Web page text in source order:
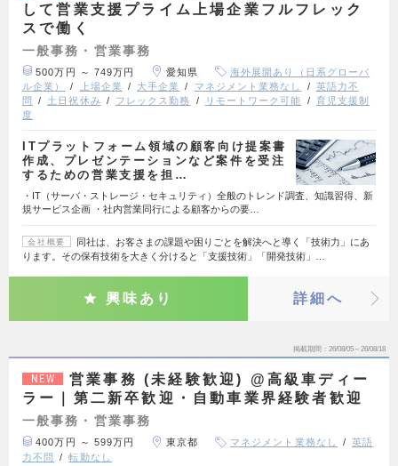
して営業支援プライム上場企業フルフレック
スで働く
一般事務・営業事務
500万円 ～ 749万円 愛知県
海外展開あり（日系グローバ
ル企業）
上場企業 大手企業 マネジメント業務なし
英語力不
問
土日祝休み フレックス勤務 リモートワーク可能
育児支援制
度
ITプラットフォーム領域の顧客向け提案書
作成、プレゼンテーションなど案件を受注
するための営業支援を担…
・IT（サーバ・ストレージ・セキュリティ）全般のトレンド調査、知識習得、新
規サービス企画 ・社内営業同行による顧客からの要…
会社概要
同社は、お客さまの課題や困りごとを解決へと導く「技術力」にあ
ります。その保有技術を大きく分けると「支援技術」「開発技術」…
興味あり 詳細へ
掲載期間 26/08/05～26/08/18
NEW
営業事務 (未経験歓迎) @高級車ディー
ラー｜第二新卒歓迎・自動車業界経験者歓迎
一般事務・営業事務
400万円 ～ 599万円 東京都 マネジメント業務なし
英語
力不問
転勤なし